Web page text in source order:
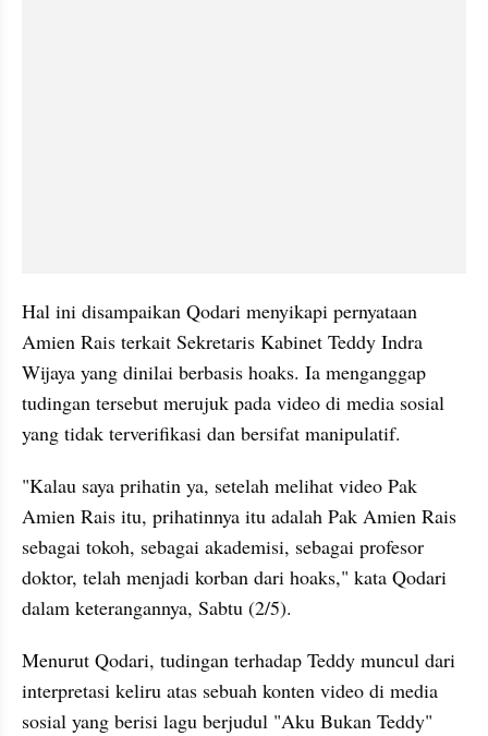
Hal ini disampaikan Qodari menyikapi pernyataan
Amien Rais terkait Sekretaris Kabinet Teddy Indra
Wijaya yang dinilai berbasis hoaks. Ia menganggap
tudingan tersebut merujuk pada video di media sosial
yang tidak terverifikasi dan bersifat manipulatif.
"Kalau saya prihatin ya, setelah melihat video Pak
Amien Rais itu, prihatinnya itu adalah Pak Amien Rais
sebagai tokoh, sebagai akademisi, sebagai profesor
doktor, telah menjadi korban dari hoaks," kata Qodari
dalam keterangannya, Sabtu (2/5).
Menurut Qodari, tudingan terhadap Teddy muncul dari
interpretasi keliru atas sebuah konten video di media
sosial yang berisi lagu berjudul "Aku Bukan Teddy"